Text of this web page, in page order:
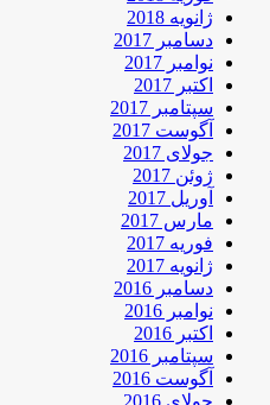
ژانویه 2018
دسامبر 2017
نوامبر 2017
اکتبر 2017
سپتامبر 2017
آگوست 2017
جولای 2017
ژوئن 2017
آوریل 2017
مارس 2017
فوریه 2017
ژانویه 2017
دسامبر 2016
نوامبر 2016
اکتبر 2016
سپتامبر 2016
آگوست 2016
جولای 2016